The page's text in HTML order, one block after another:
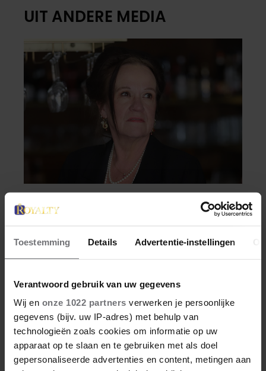
Toestemming Details Advertentie-instellingen
Verantwoord gebruik van uw gegevens
Wij en onze 1022 partners verwerken je persoonlijke
gegevens (bijv. uw IP-adres) met behulp van
technologieën zoals cookies om informatie op uw
apparaat op te slaan en te gebruiken met als doel
gepersonaliseerde advertenties en content, metingen aan
UIT ANDERE MEDIA
PARTY
XANDRA BROOD BLIKT
TERUG OP EERSTE
BROOD: “HIER IS LOLA
GEBOREN”
Het is deze zomer precies 25 jaar geleden dat
Herman Brood overleed na zijn sprong van
het Hilton Hotel in Amsterdam. In een
openhartig interview met Nieuwe Revu
wandelt Xandra Brood langs de belangrijkste